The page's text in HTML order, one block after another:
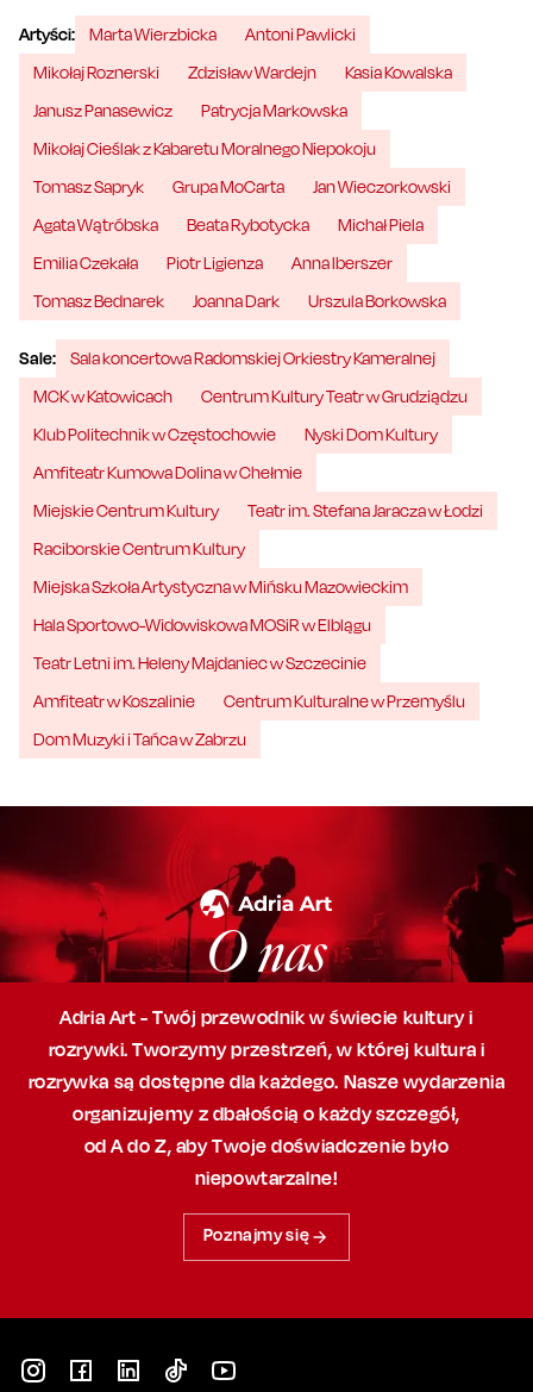
Artyści: Marta Wierzbicka
Antoni Pawlicki
Mikołaj Roznerski
Zdzisław Wardejn
Kasia Kowalska
Janusz Panasewicz
Patrycja Markowska
Mikołaj Cieślak z Kabaretu Moralnego Niepokoju
Tomasz Sapryk
Grupa MoCarta
Jan Wieczorkowski
Agata Wątróbska
Beata Rybotycka
Michał Piela
Emilia Czekała
Piotr Ligienza
Anna Iberszer
Tomasz Bednarek
Joanna Dark Urszula Borkowska
Sale:
Sala koncertowa Radomskiej Orkiestry Kameralnej
MCK w Katowicach
Centrum Kultury Teatr w Grudziądzu
Klub Politechnik w Częstochowie
Nyski Dom Kultury
Amfiteatr Kumowa Dolina w Chełmie
Miejskie Centrum Kultury
Teatr im. Stefana Jaracza w Łodzi
Raciborskie Centrum Kultury
Miejska Szkoła Artystyczna w Mińsku Mazowieckim
Hala Sportowo-Widowiskowa MOSiR w Elblągu
Teatr Letni im. Heleny Majdaniec w Szczecinie
Amfiteatr w Koszalinie
Centrum Kulturalne w Przemyślu
Dom Muzyki i Tańca w Zabrzu
O nas
Adria Art - Twój przewodnik w świecie kultury i
rozrywki. Tworzymy przestrzeń,w której kultura i
rozrywka są dostępne dla każdego. Nasze wydarzenia
organizujemy z dbałością o każdy szczegół,
od A do Z, abyTwoje doświadczenie było
niepowtarzalne!
Poznajmy się